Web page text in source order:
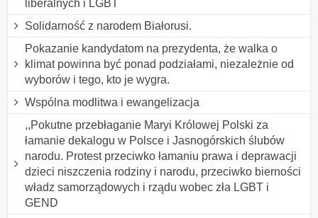
liberalnych i LGBT
Solidarność z narodem Białorusi.
Pokazanie kandydatom na prezydenta, że walka o
klimat powinna być ponad podziałami, niezależnie od
wyborów i tego, kto je wygra.
Wspólna modlitwa i ewangelizacja
,,Pokutne przebłaganie Maryi Królowej Polski za
łamanie dekalogu w Polsce i Jasnogórskich ślubów
narodu. Protest przeciwko łamaniu prawa i deprawacji
dzieci niszczenia rodziny i narodu, przeciwko bierności
władz samorządowych i rządu wobec zła LGBT i
GEND